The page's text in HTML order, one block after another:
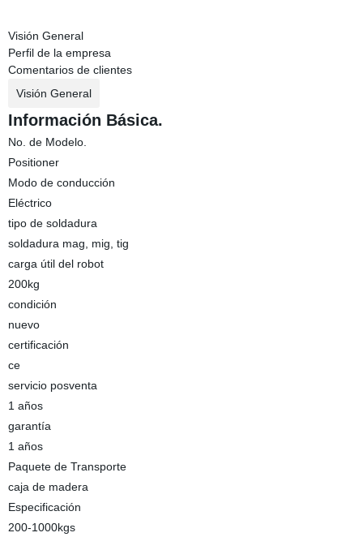
Visión General
Perfil de la empresa
Comentarios de clientes
Visión General
Información Básica.
No. de Modelo.
Positioner
Modo de conducción
Eléctrico
tipo de soldadura
soldadura mag, mig, tig
carga útil del robot
200kg
condición
nuevo
certificación
ce
servicio posventa
1 años
garantía
1 años
Paquete de Transporte
caja de madera
Especificación
200-1000kgs